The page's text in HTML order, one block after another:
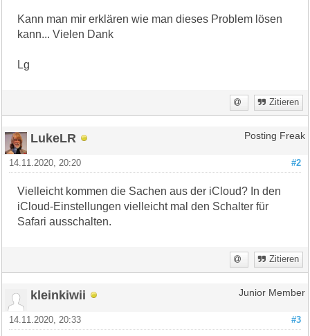
Kann man mir erklären wie man dieses Problem lösen
kann... Vielen Dank
Lg
Zitieren
LukeLR Posting Freak
#2
14.11.2020, 20:20
Vielleicht kommen die Sachen aus der iCloud? In den
iCloud-Einstellungen vielleicht mal den Schalter für
Safari ausschalten.
Zitieren
kleinkiwii Junior Member
#3
14.11.2020, 20:33